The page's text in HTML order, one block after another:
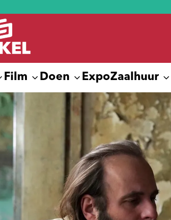
Film Doen ExpoZaalhuur